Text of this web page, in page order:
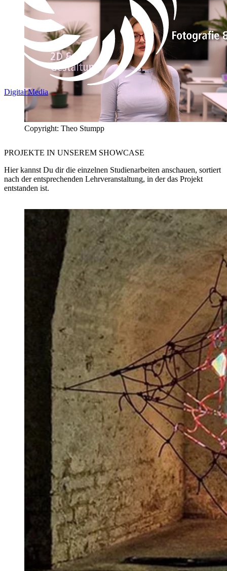
Digital Media
Copyright: Theo Stumpp
PROJEKTE IN UNSEREM SHOWCASE
Hier kannst Du dir die einzelnen Studienarbeiten anschauen, sortiert
nach der entsprechenden Lehrveranstaltung, in der das Projekt
entstanden ist.